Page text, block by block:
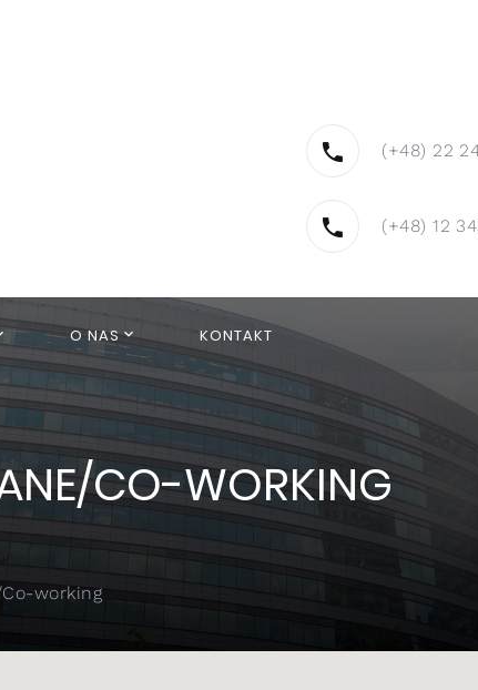
(+48) 22
(+48) 12
O NAS KONTAKT
CO-WORKING
working